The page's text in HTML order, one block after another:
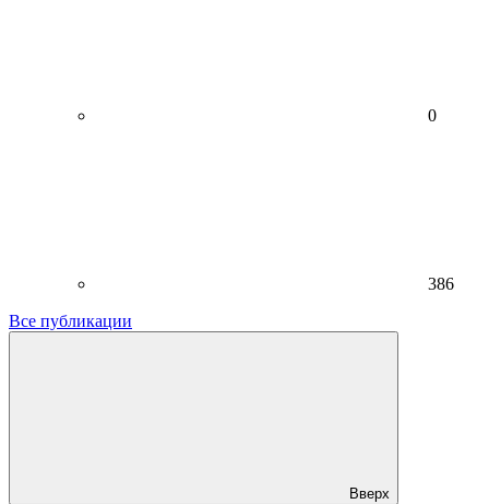
0
386
Все публикации
Вверх